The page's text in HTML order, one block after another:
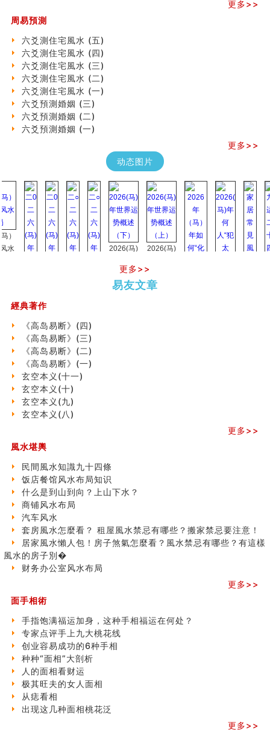
专家点评手上九大桃花线
天池水
《高岛易断》(二)
创业容易成功的6种手相
算命先生都不外传的算命顺口溜
什么是到山到向？上山下水？
六爻算卦：我能面试升职吗？
《高岛易断》(一)
朱德總司命造 (名⼈⼋字淺析九）
如何给企业起名才能提高影响力
种种“面相”大剖析
同年同月同日同时同地生命运为何却完全不同？
商舖大門的風水原則 (上)
玄空本义(十一)
家居常見風水形煞及化解方法 (三)
天要下雨娘要嫁人
六爻測住宅風水 (五)
汽车风水
姓名字义玄机藏凶吉
玄空本义(十)
六爻占卜预测考试结果
四墓库真诠
套房風水怎麼看？ 租屋風水禁忌有哪些？搬家禁忌要注
意！
精选1500个五行属金的字
玄空本义(九)
人的面相看财运
玄空本义(八)
六爻算卦：测腹中胎儿是男是女
中國改革開放總設計師鄧小平命造 (名人八字淺析八）
测字（实例解释）
精选1000个五行属火的字
玄空本义(七)
刘燮鈞讲人相 手纹与命运(二)
商铺如何摆放物品催财招财
极其旺夫的女人面相
家居常見風水形煞及化解方法 (二)
居家風水懶人包！房子煞氣怎麼看？風水禁忌有哪些？有
這樣風水的房子別�
玄空本义(六)
额相与命运
风水先生林琅仙的传说
从痣看相
姓名陰陽配置的凶吉
六爻測住宅風水 (四)
玄空本义 (五)
财务办公室风水布局
更多>>
周易預測
六爻測住宅風水 (五)
六爻測住宅風水 (四)
六爻測住宅風水 (三)
六爻測住宅風水 (二)
六爻測住宅風水 (一)
六爻預測婚姻 (三)
六爻預測婚姻 (二)
六爻預測婚姻 (一)
更多>>
动态图片
二0
二
六
(马)
二
生
肖
运
程
(兔
龙
蛇)
二0
二
六
(马)
二
生
肖
运
程
(鼠
牛
虎)
二○
二
六
(马)
生
肖
运
程
(鸡
狗
猪)
二○
二
六
(马)
生
肖
运
程
羊
猴)
2026(马)
（下）
2026(马)
势概述
（上）
風
法
(一)
析
(
更多>>
易友文章
經典著作
《高岛易断》(四)
《高岛易断》(三)
《高岛易断》(二)
《高岛易断》(一)
玄空本义(十一)
玄空本义(十)
玄空本义(九)
玄空本义(八)
更多>>
風水堪輿
民間風水知識九十四條
饭店餐馆风水布局知识
什么是到山到向？上山下水？
商铺风水布局
汽车风水
套房風水怎麼看？ 租屋風水禁忌有哪些？搬家禁忌要注意！
居家風水懶人包！房子煞氣怎麼看？風水禁忌有哪些？有這樣
風水的房子別�
财务办公室风水布局
更多>>
面手相術
手指饱满福运加身，这种手相福运在何处？
专家点评手上九大桃花线
创业容易成功的6种手相
种种“面相”大剖析
人的面相看财运
极其旺夫的女人面相
从痣看相
出现这几种面相桃花泛
更多>>